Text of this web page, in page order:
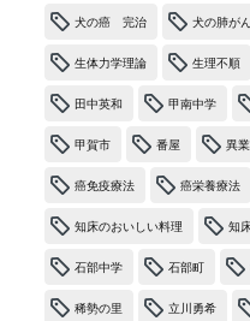
犬の癌 完治 犬の肺がん
生体力学理論 生理不順
田中英和 甲南中学
甲賀市 番屋 異
癌免疫療法 癌栄養療法
知床のおいしい料理 知
石部中学 石部町
稀勢の里 立川勇希